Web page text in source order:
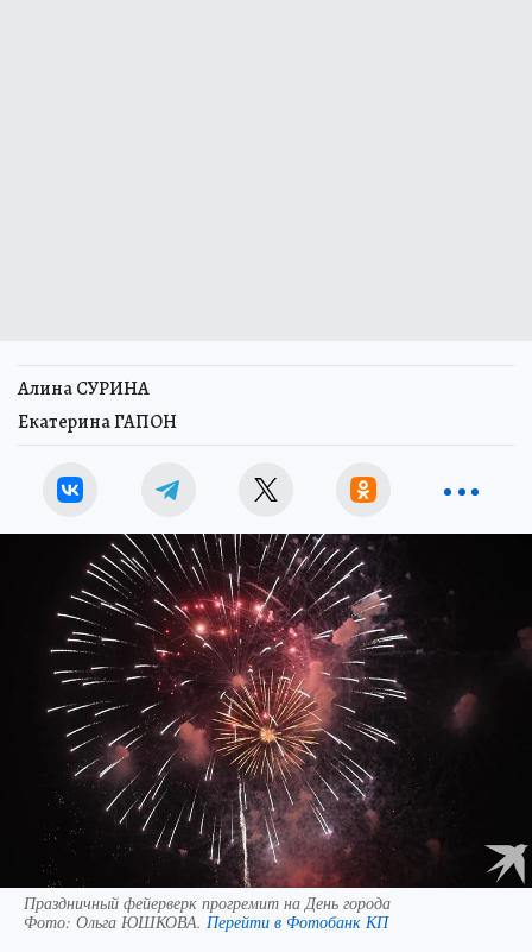
Алина СУРИНА
Екатерина ГАПОН
Праздничный фейерверк прогремит на День города
Фото: Ольга ЮШКОВА. Перейти в Фотобанк КП